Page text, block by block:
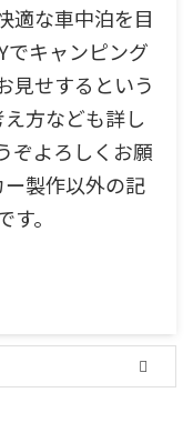
適な車中泊を目
でキャンピング
見せするという
方なども詳し
ぞよろしくお願
製作以外の記
。